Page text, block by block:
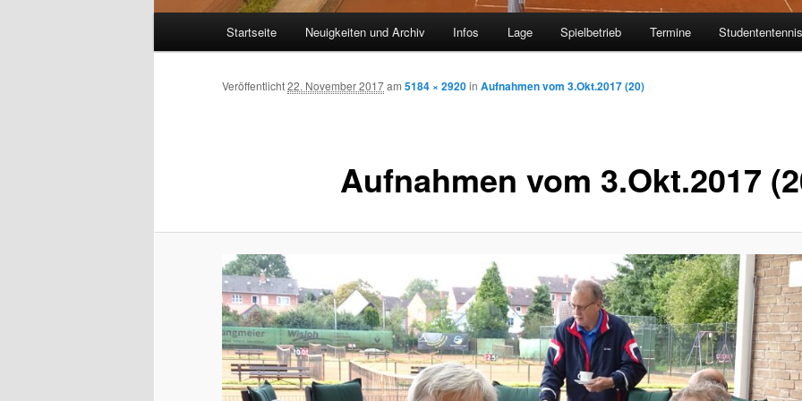
Startseite Neuigkeiten und Archiv Infos Lage Spielbetrieb Termine Studententennis
Aufnahmen vom 3.Okt.2017
Veröffentlicht22. November 2017am 5184 × 2920in Aufnahmen vom 3.Okt.2017 (20)